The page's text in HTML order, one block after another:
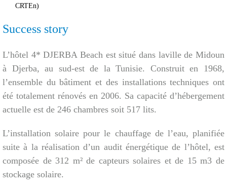
CRTEn)
Success story
L’hôtel 4* DJERBA Beach est situé dans laville de Midoun
à Djerba, au sud-est de la Tunisie. Construit en 1968,
l’ensemble du bâtiment et des installations techniques ont
été totalement rénovés en 2006. Sa capacité d’hébergement
actuelle est de 246 chambres soit 517 lits.
L’installation solaire pour le chauffage de l’eau, planifiée
suite à la réalisation d’un audit énergétique de l’hôtel, est
composée de 312 m² de capteurs solaires et de 15 m3 de
stockage solaire.